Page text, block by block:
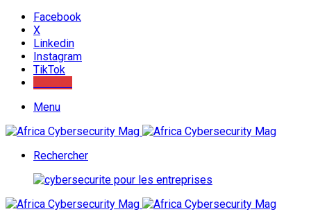
Facebook
X
Linkedin
Instagram
TikTok
Menu
Rechercher